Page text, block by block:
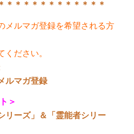
＊＊＊＊＊＊＊＊＊＊＊＊
メルマガ登録を希望される方
ださい。
ルマガ登録
＞
リーズ」＆「霊能者シリー